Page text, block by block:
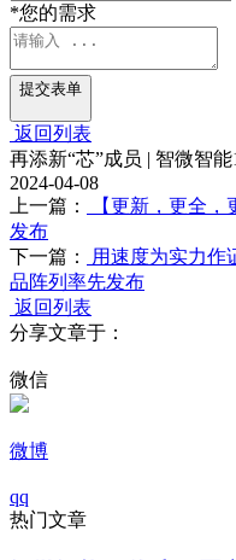
*您的需求
提交表单
返回列表
再添新“芯”成员 | 智微智
2024-04-08
上一篇：
【更新，更全，
发布
下一篇：
用速度为实力作
品阵列率先发布
返回列表
分享文章于：
微信
微博
qq
热门文章